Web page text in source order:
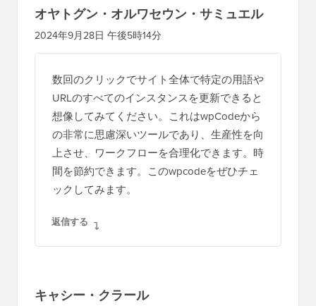
オヤトグン・オルワセウン・サミュエル
2024年9月28日 午後5時14分
数回のクリックでサイト全体で特定の用語や
URLのすべてのインスタンスを更新できると
想像してみてください。これはwpCodeから
の非常に思慮深いツールであり、生産性を向
上させ、ワークフローを合理化できます。時
間を節約できます。このwpcodeをぜひチェ
ックしてみます。
返信する
キャシー・クラール